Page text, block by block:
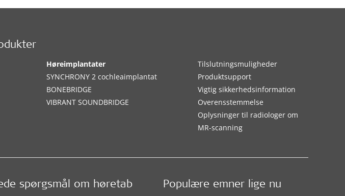
Høreimplantater
SYNCHRONY 2 cochleaimplantat
BONEBRIDGE
VIBRANT SOUNDBRIDGE
Tilslutningsmuligheder
Produktsupport
Vigtig sikkerhedsinformation
Overensstemmelse
Oplysninger til radiologer om
MR-scanning
spørgsmål om høretab Populære emner lige nu